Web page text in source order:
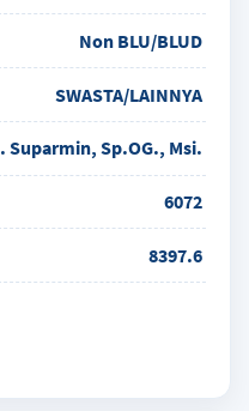
Non BLU/BLUD
SWASTA/LAINNYA
Suparmin, Sp.OG., Msi.
6072
8397.6